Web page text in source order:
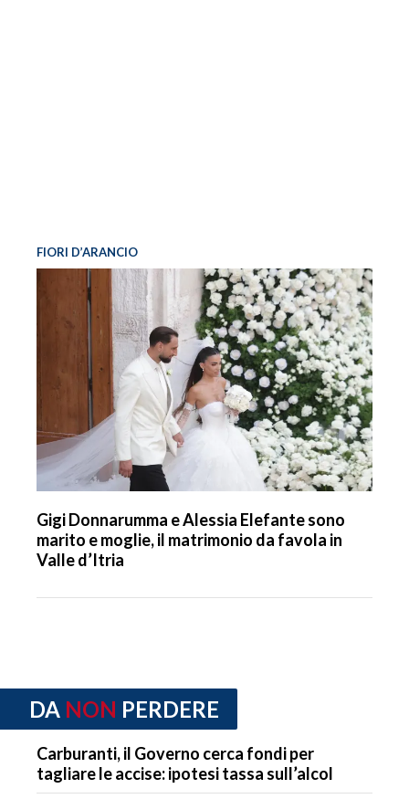
FIORI D’ARANCIO
Gigi Donnarumma e Alessia Elefante sono
marito e moglie, il matrimonio da favola in
Valle d’Itria
DA NON PERDERE
Carburanti, il Governo cerca fondi per
tagliare le accise: ipotesi tassa sull’alcol